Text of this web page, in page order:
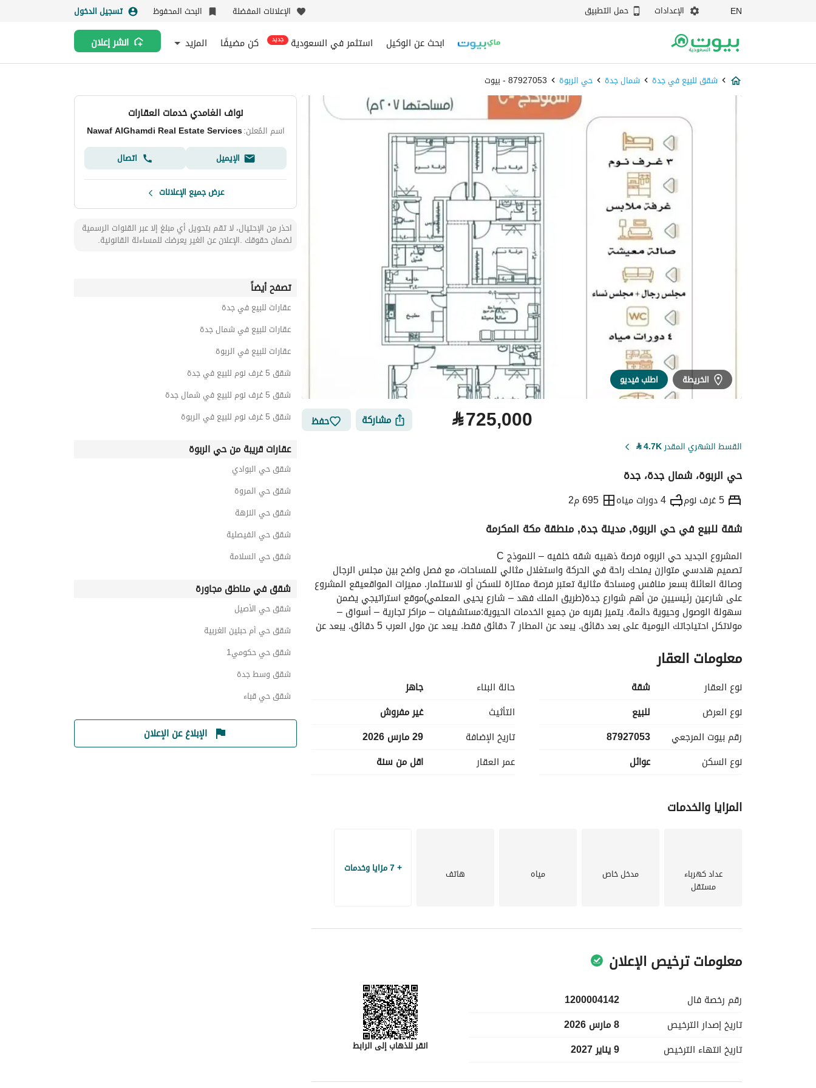
EN الإعدادات حمل التطبيق الإعلانات المفضلة البحث المحفوظ تسجيل الدخول
ابحث عن الوكيل استثمر في السعودية جديد كن مضيفًا المزيد انشر إعلان
شقق للبيع في جدة شمال جدة حي الربوة 87927053 - بيوت
الخريطة اطلب فيديو
⃁725,000 مشاركة حفظ
القسط الشهري المقدر4.7K
⃁
حي الربوة، شمال جدة، جدة
5 غرف نوم 4 دورات مياه 695 م2
التفاصيل معلومات ترخيص الإعلان
شقة للبيع في حي الربوة, مدينة جدة, منطقة مكة المكرمة
المشروع الجديد حي الربوه فرصة ذهبيه شقه خلفيه – النموذج C
معلومات العقار
نوع العقار
شقة
نوع العرض
للبيع
رقم بيوت المرجعي
87927053
نوع السكن
عوائل
حالة البناء
جاهز
التأثيث
غير مفروش
تاريخ الإضافة
29 مارس 2026
عمر العقار
اقل من سنة
المزايا والخدمات
عداد كهرباء
مستقل
مدخل خاص مياه هاتف + 7 مزايا وخدمات
معلومات ترخيص الإعلان
رقم رخصة فال
1200004142
تاريخ إصدار الترخيص
8 مارس 2026
تاريخ انتهاء الترخيص 9 يناير 2027 انقر للذهاب إلى الرابط
نواف الغامدي خدمات العقارات
اسم المُعلن:Nawaf AlGhamdi Real Estate Services
الإيميل
اتصال
عرض جميع الإعلانات
احذر من الإحتيال، لا تقم بتحويل أي مبلغ إلا عبر القنوات الرسمية
لضمان حقوقك .الإعلان عن الغير يعرضك للمساءلة القانونية.
تصفح أيضاً
عقارات للبيع في جدة
عقارات للبيع في شمال جدة
عقارات للبيع في الربوة
شقق 5 غرف نوم للبيع في جدة
شقق 5 غرف نوم للبيع في شمال جدة
شقق 5 غرف نوم للبيع في الربوة
عقارات قريبة من حي الربوة
شقق حي البوادي
شقق حي المروة
شقق حي النزهة
شقق حي الفيصلية
شقق حي السلامة
شقق في مناطق مجاورة
شقق حي الأصيل
شقق حي أم حبلين الغربية
شقق حي حكومي1
شقق وسط جدة
شقق حي قباء
الإبلاغ عن الإعلان